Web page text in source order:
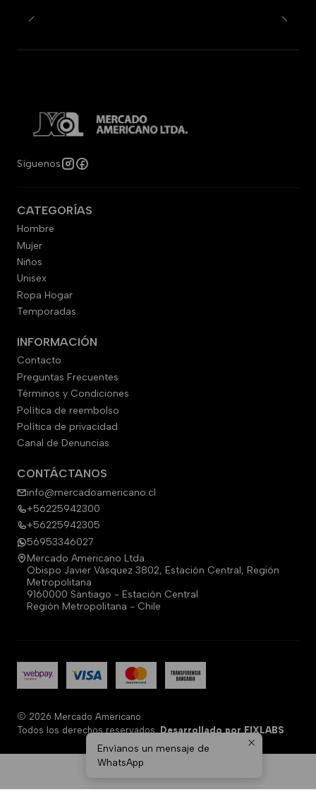
Síguenos
CATEGORÍAS
Hombre
Mujer
Niños
Unisex
Ropa Hogar
Temporadas
INFORMACIÓN
Contacto
Preguntas Frecuentes
Términos y Condiciones
Política de reembolso
Política de privacidad
Canal de Denuncias
CONTÁCTANOS
info@mercadoamericano.cl
+56225942300
+56225942305
56953346027
Mercado Americano Ltda.
Obispo Javier Vásquez 3802, Estación Central, Región
Metropolitana
9160000 Santiago - Estación Central
Región Metropolitana - Chile
2026 Mercado Americano.
Todos los derechos reservados.Desarrollado por FIXLABS
Envíanos un mensaje de
WhatsApp